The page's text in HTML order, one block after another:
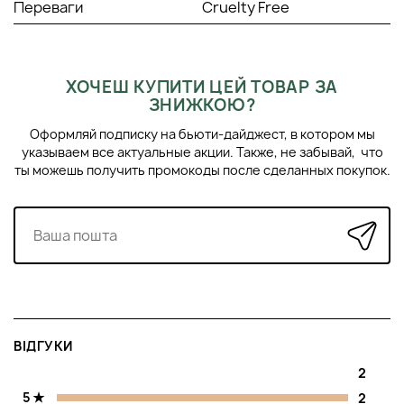
вашій особі сяйва та свіжість, залишаючи після
застосування відчуття чистоти та комфорту.
Вітальний крем-пілінг має глибоку очищувальну
дію за рахунок двох типів абразивних гранул. Одні з
них забезпечують делікатний ефект, що відлущує,
поліруючи поверхню шкіри і глибоко очищаючи
пори, інші гранули включають комплекс вітамінів А
і Е, які активізують процеси оновлення клітин.
Зволожуюча маска для шкіри обличчя
Moisture Renewing Mask (50 мл). Маска на основі
зволожуючих та реструктуруючих компонентів
рекомендується для всіх типів шкіри, особливо для
в'янучої, зневодненої та делікатної шкіри обличчя.
шкіри, викликаним агресивним впливом
навколишнього середовища та несприятливими
Переваги
Cruelty Free
ХОЧЕШ КУПИТИ ЦЕЙ ТОВАР ЗА
ЗНИЖКОЮ?
Оформляй подписку на бьюти-дайджест, в котором мы
указываем все актуальные акции. Также, не забывай, что
ты можешь получить промокоды после сделанных покупок.
ВІДГУКИ
2
5
2